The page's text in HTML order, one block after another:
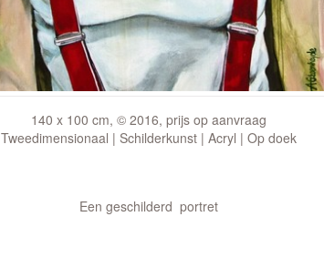
140 x 100 cm, © 2016, prijs op aanvraag
Tweedimensionaal | Schilderkunst | Acryl | Op doek
Een geschilderd portret